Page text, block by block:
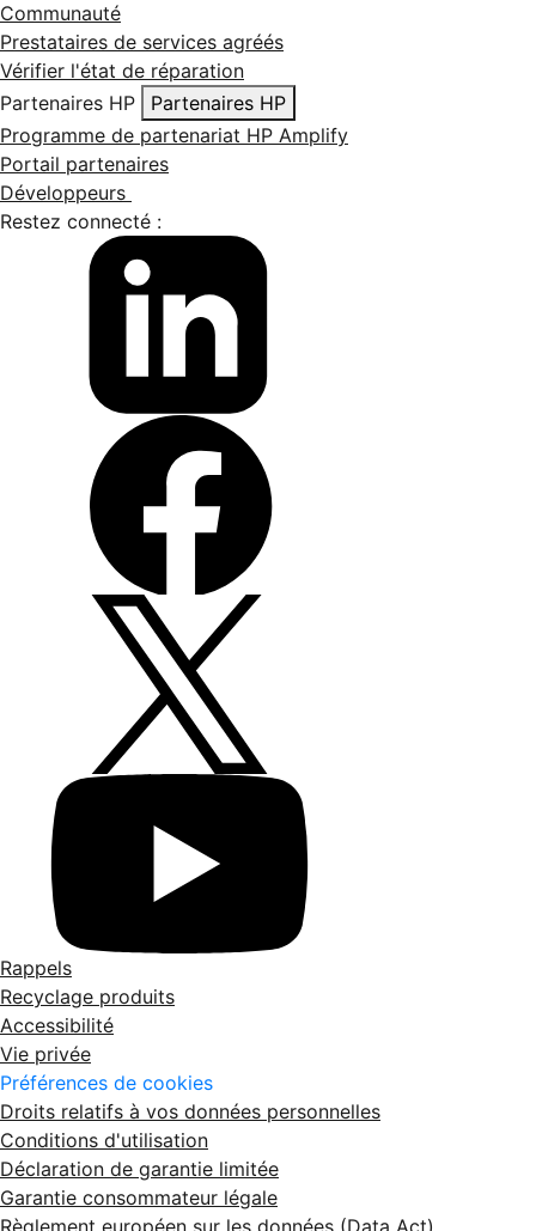
Communauté
Prestataires de services agréés
Vérifier l'état de réparation
Partenaires HP
Partenaires HP
Programme de partenariat HP Amplify
Portail partenaires
Développeurs
Restez connecté :
Rappels
Recyclage produits
Accessibilité
Vie privée
Préférences de cookies
Droits relatifs à vos données personnelles
Conditions d'utilisation
Déclaration de garantie limitée
Garantie consommateur légale
Règlement européen sur les données (Data Act)